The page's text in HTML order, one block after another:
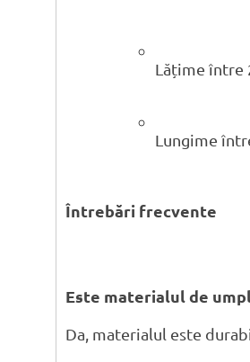
Lățime între
Lungime
Întrebări frecvente
Este materialul de
Da, materialul este